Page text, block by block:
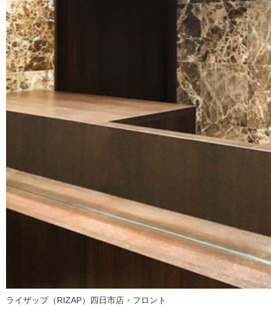
ライザップ（RIZAP）四日市店・フロント